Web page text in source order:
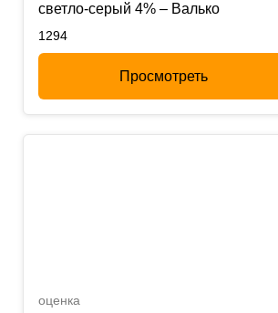
светло-серый 4% – Валько
1294
Просмотреть
оценка